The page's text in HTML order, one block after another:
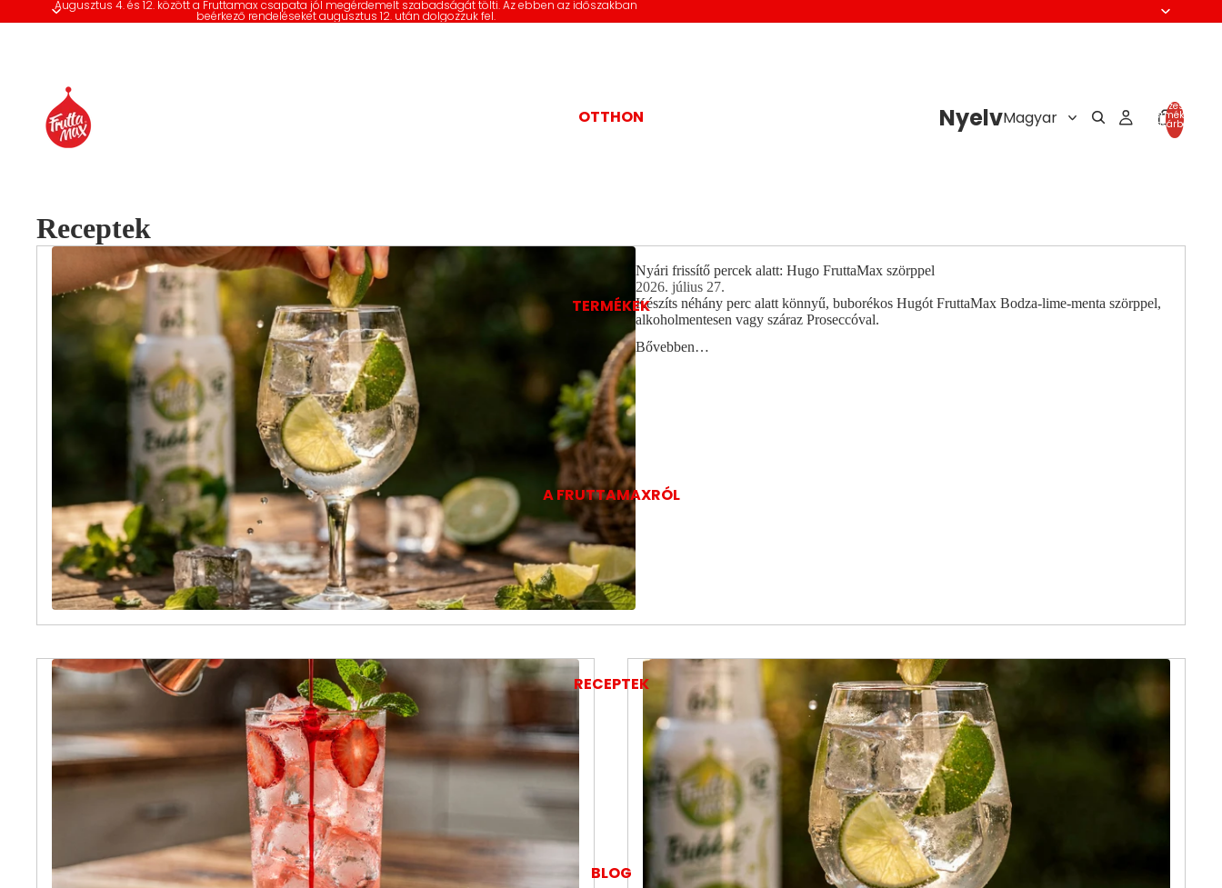
Augusztus 4. és 12. között a Fruttamax csapata jól megérdemelt szabadságát tölti. Az ebben az időszakban
beérkező rendeléseket augusztus 12. után dolgozzuk fel.
OTTHON
TERMÉKEK
A FRUTTAMAXRÓL
RECEPTEK
BLOG
Nyelv Összes
termék a
kosárban:
Receptek
Nyári frissítő percek alatt: Hugo FruttaMax szörppel
2026. július 27.
Készíts néhány perc alatt könnyű, buborékos Hugót FruttaMax Bodza-lime-menta szörppel,
alkoholmentesen vagy száraz Proseccóval.
Bővebben…